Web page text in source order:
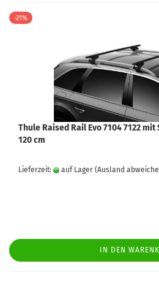
-21%
Thule Raised Rail Evo 7104 7122
120 cm
Lieferzeit: auf Lager (Ausland
IN DEN